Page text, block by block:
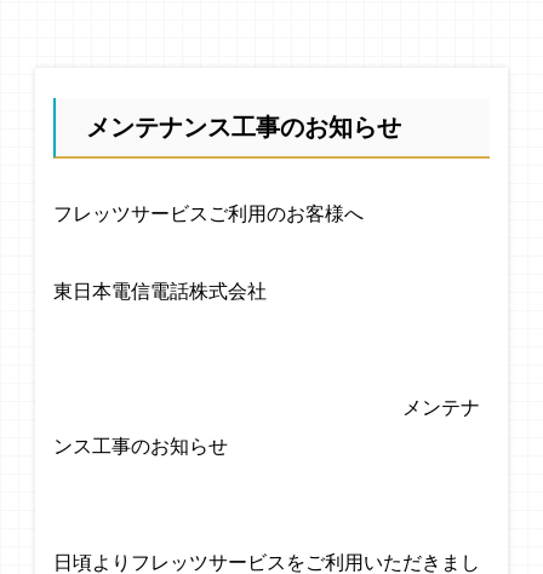
メンテナンス工事のお知らせ
フレッツサービスご利用のお客様へ
東日本電信電話株式会社
メンテナ
ンス工事のお知らせ
日頃よりフレッツサービスをご利用いただきまし